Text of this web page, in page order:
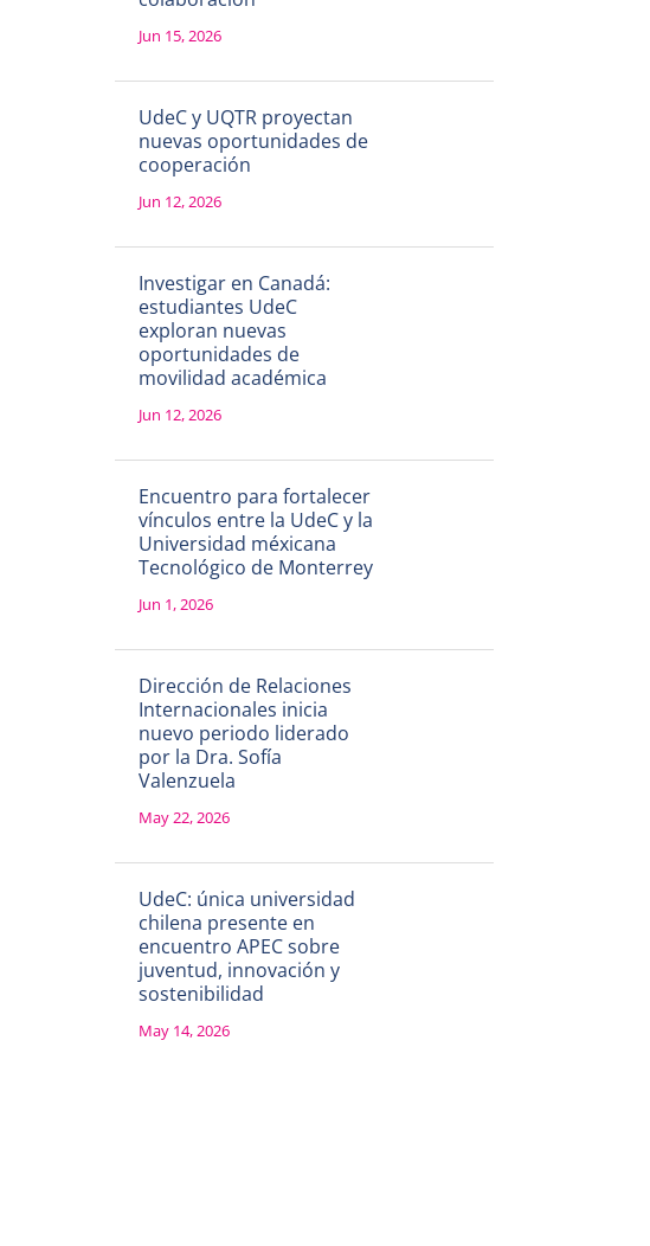
Jun 15, 2026
UdeC y UQTR proyectan
nuevas oportunidades de
cooperación
Jun 12, 2026
Investigar en Canadá:
estudiantes UdeC
exploran nuevas
oportunidades de
movilidad académica
Jun 12, 2026
Encuentro para fortalecer
vínculos entre la UdeC y la
Universidad méxicana
Tecnológico de Monterrey
Jun 1, 2026
Dirección de Relaciones
Internacionales inicia
nuevo periodo liderado
por la Dra. Sofía
Valenzuela
May 22, 2026
UdeC: única universidad
chilena presente en
encuentro APEC sobre
juventud, innovación y
sostenibilidad
May 14, 2026